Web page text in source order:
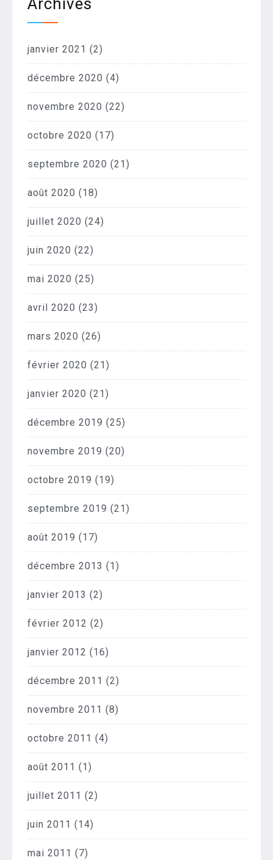
Archives
janvier 2021 (2)
décembre 2020 (4)
novembre 2020 (22)
octobre 2020 (17)
septembre 2020 (21)
août 2020 (18)
juillet 2020 (24)
juin 2020 (22)
mai 2020 (25)
avril 2020 (23)
mars 2020 (26)
février 2020 (21)
janvier 2020 (21)
décembre 2019 (25)
novembre 2019 (20)
octobre 2019 (19)
septembre 2019 (21)
août 2019 (17)
décembre 2013 (1)
janvier 2013 (2)
février 2012 (2)
janvier 2012 (16)
décembre 2011 (2)
novembre 2011 (8)
octobre 2011 (4)
août 2011 (1)
juillet 2011 (2)
juin 2011 (14)
mai 2011 (7)